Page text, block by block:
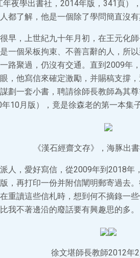
年夜學出書社，2014年版，341頁）
都了解，他是一個除了學問簡直沒有
早，上世紀九十年月初，在王元化
一個呆板拘束、不善言辭的人，所
路聚過，仍沒有交通。直到2009年
，他寫信來確定激勵，并賜稿支撐
劃一套小書，聘請徐師長教師為其
10月版），竟是徐森老的第一本集子
《漢石經齋文存》，海豚出
人，愛好寫信，從2009年到2018年
，再打印一份并附信闡明郵寄過去
重讀這些信札時，想到何不摘錄一
我不著邊沿的廢話要有興趣思的多。
徐文堪師長教師2012年